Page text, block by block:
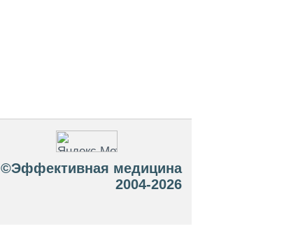
©Эффективная медицина
2004-2026